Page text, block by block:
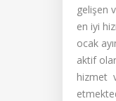
gelişen
en iyi
ocak
aktif
hizmet